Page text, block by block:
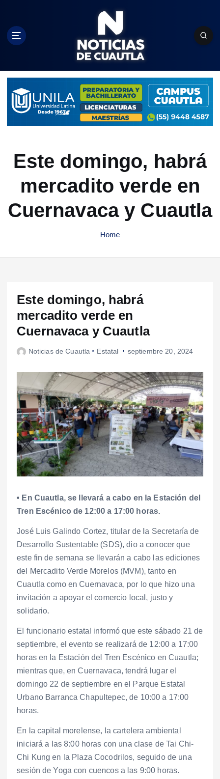
c
Este domingo, habrá
mercadito verde en
Cuernavaca y Cuautla
Home
Este domingo, habrá
mercadito verde en
Cuernavaca y Cuautla
Noticias de Cuautla Estatal septiembre 20, 2024
• En Cuautla, se llevará a cabo en la Estación del
Tren Escénico de 12:00 a 17:00 horas.
José Luis Galindo Cortez, titular de la Secretaría de
Desarrollo Sustentable (SDS), dio a conocer que
este fin de semana se llevarán a cabo las ediciones
del Mercadito Verde Morelos (MVM), tanto en
Cuautla como en Cuernavaca, por lo que hizo una
invitación a apoyar el comercio local, justo y
solidario.
El funcionario estatal informó que este sábado 21 de
septiembre, el evento se realizará de 12:00 a 17:00
horas en la Estación del Tren Escénico en Cuautla;
mientras que, en Cuernavaca, tendrá lugar el
domingo 22 de septiembre en el Parque Estatal
Urbano Barranca Chapultepec, de 10:00 a 17:00
horas.
En la capital morelense, la cartelera ambiental
iniciará a las 8:00 horas con una clase de Tai Chi-
Chi Kung en la Plaza Cocodrilos, seguido de una
sesión de Yoga con cuencos a las 9:00 horas.